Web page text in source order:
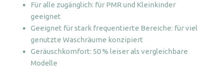
Für alle zugänglich: für PMR und Kleinkinder
geeignet
Geeignet für stark frequentierte Bereiche: für viel
genutzte Waschräume konzipiert
Geräuschkomfort: 50 % leiser als vergleichbare
Modelle